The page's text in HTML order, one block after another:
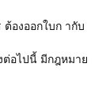
องออกใบก ากับ
อไปนี้ มีกฎหมาย